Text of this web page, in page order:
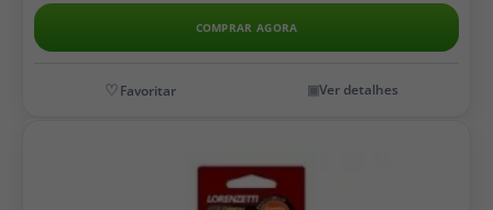
COMPRAR AGORA
Ver detalhes